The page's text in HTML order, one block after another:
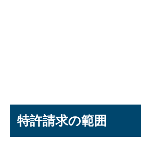
特許請求の範囲